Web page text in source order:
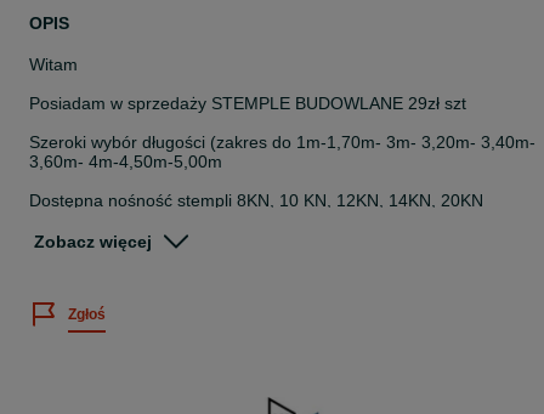
OPIS
Witam
Posiadam w sprzedaży STEMPLE BUDOWLANE 29zł szt
Szeroki wybór długości (zakres do 1m-1,70m- 3m- 3,20m- 3,40m-
3,60m- 4m-4,50m-5,00m
Dostępna nośność stempli 8KN, 10 KN, 12KN, 14KN, 20KN
Podana cena dotyczy najkrótszej długości stempla.
- Stemple budowlane
Zobacz więcej
Zgłoś